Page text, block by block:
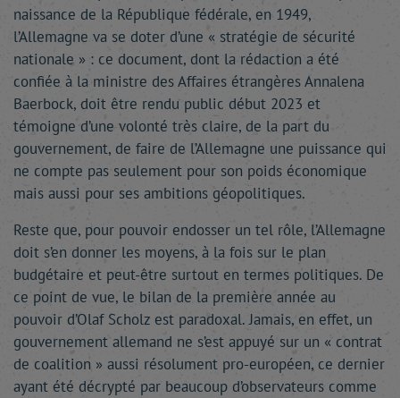
naissance de la République fédérale, en 1949,
l’Allemagne va se doter d’une « stratégie de sécurité
nationale » : ce document, dont la rédaction a été
confiée à la ministre des Affaires étrangères Annalena
Baerbock, doit être rendu public début 2023 et
témoigne d’une volonté très claire, de la part du
gouvernement, de faire de l’Allemagne une puissance qui
ne compte pas seulement pour son poids économique
mais aussi pour ses ambitions géopolitiques.
Reste que, pour pouvoir endosser un tel rôle, l’Allemagne
doit s’en donner les moyens, à la fois sur le plan
budgétaire et peut-être surtout en termes politiques. De
ce point de vue, le bilan de la première année au
pouvoir d’Olaf Scholz est paradoxal. Jamais, en effet, un
gouvernement allemand ne s’est appuyé sur un « contrat
de coalition » aussi résolument pro-européen, ce dernier
ayant été décrypté par beaucoup d’observateurs comme